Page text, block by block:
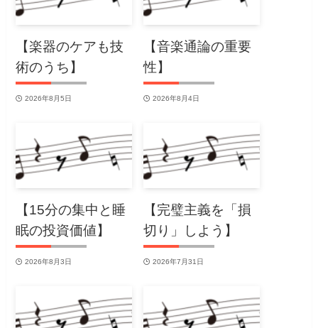
【楽器のケアも技
術のうち】
2026年8月5日
【音楽通論の重要
性】
2026年8月4日
【15分の集中と睡
眠の投資価値】
2026年8月3日
【完璧主義を「損
切り」しよう】
2026年7月31日